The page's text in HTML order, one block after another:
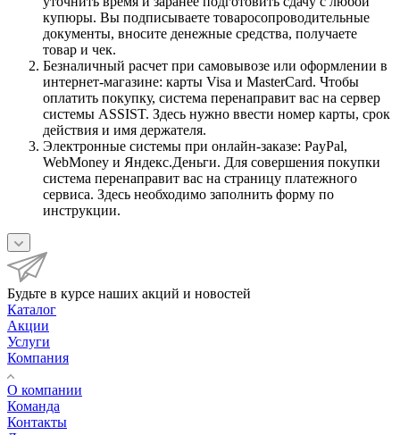
купюры. Вы подписываете товаросопроводительные
документы, вносите денежные средства, получаете
товар и чек.
Безналичный расчет при самовывозе или оформлении в
интернет-магазине: карты Visa и MasterCard. Чтобы
оплатить покупку, система перенаправит вас на сервер
системы ASSIST. Здесь нужно ввести номер карты, срок
действия и имя держателя.
Электронные системы при онлайн-заказе: PayPal,
WebMoney и Яндекс.Деньги. Для совершения покупки
система перенаправит вас на страницу платежного
сервиса. Здесь необходимо заполнить форму по
инструкции.
Будьте в курсе наших акций и новостей
Каталог
Акции
Услуги
Компания
О компании
Команда
Контакты